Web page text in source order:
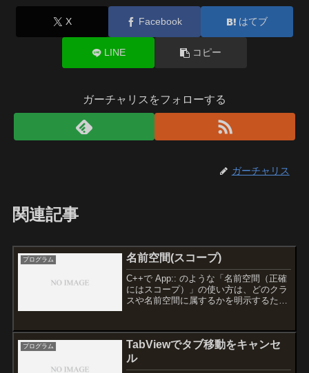
X Facebook はてブ
LINE コピー
ガーチャリスをフォローする
ガーチャリス
関連記事
プログラム 名前空間(スコープ)
C++で App:: のような「名前空間（正確
にはスコープ）」の使い方は、どのクラ
スや名前空間に属するかを明示するため
う場合→ 省略できます。• 例：App クラ
スの...
プログラム
TabViewでタブ移動をキャンセ
ル